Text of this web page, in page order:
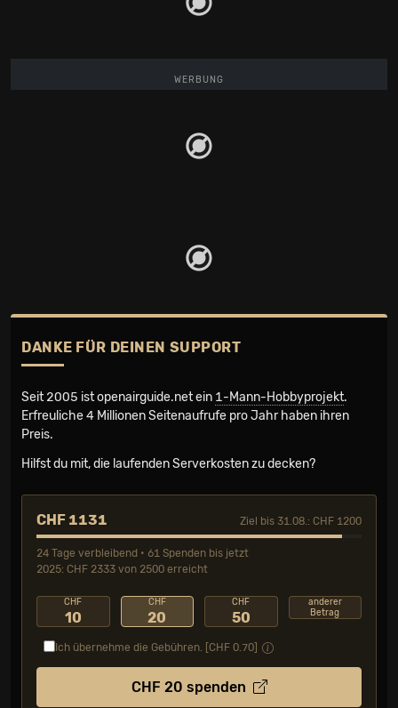
WERBUNG
DANKE FÜR DEINEN SUPPORT
Seit 2005 ist openairguide.net ein 1-Mann-Hobbyprojekt.
Erfreuliche 4 Millionen Seiten­aufrufe pro Jahr haben ihren
Preis.
Hilfst du mit, die laufenden Serverkosten zu decken?
CHF 1131 Ziel bis 31.08.: CHF 1200
24 Tage verbleibend • 61 Spenden bis jetzt
2025: CHF 2333 von 2500 erreicht
CHF
10
CHF
20
CHF
50
anderer
Betrag
Ich übernehme die Gebühren. [CHF 0.70
CHF 20 spenden